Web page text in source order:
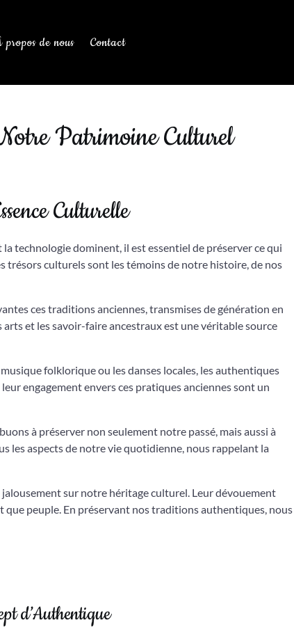
propos de nous Contact
Patrimoine Culturel
Culturelle
technologie dominent, il est essentiel de préserver ce qui
culturels sont les témoins de notre histoire, de nos
ces traditions anciennes, transmises de génération en
et les savoir-faire ancestraux est une véritable source
folklorique ou les danses locales, les authentiques
engagement envers ces pratiques anciennes sont un
à préserver non seulement notre passé, mais aussi à
les aspects de notre vie quotidienne, nous rappelant la
sur notre héritage culturel. Leur dévouement
que peuple. En préservant nos traditions authentiques, nous
d’Authentique